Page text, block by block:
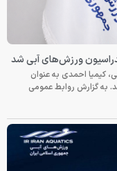
ورزش‌های آبی شد
احمدی به عنوان
به گزارش روابط عمومی